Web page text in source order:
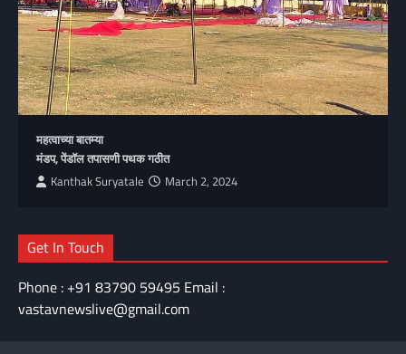
महत्वाच्या बातम्या
मंडप, पेंडॉल तपासणी पथक गठीत
Kanthak Suryatale March 2, 2024
Get In Touch
Phone : +91 83790 59495 Email :
vastavnewslive@gmail.com